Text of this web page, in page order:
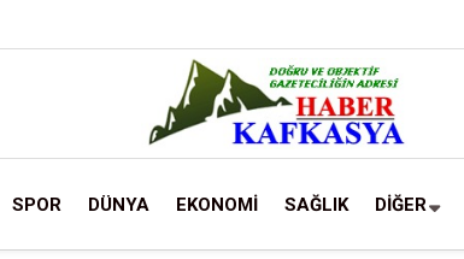
SPOR DÜNYA EKONOMİ SAĞLIK DİĞER